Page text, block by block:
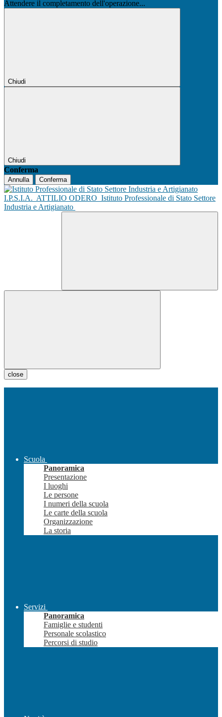
Attendere il completamento dell'operazione...
Chiudi
Chiudi
Conferma
Annulla Conferma
I.P.S.I.A. ATTILIO ODERO Istituto Professionale di Stato Settore
Industria e Artigianato
close
Scuola
Panoramica
Presentazione
I luoghi
Le persone
I numeri della scuola
Le carte della scuola
Organizzazione
La storia
Servizi
Panoramica
Famiglie e studenti
Personale scolastico
Percorsi di studio